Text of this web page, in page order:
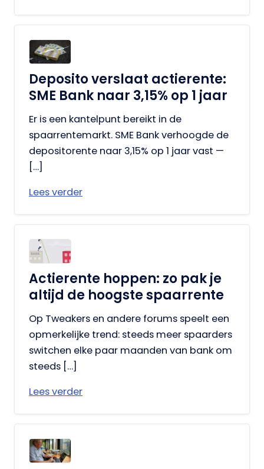
Deposito verslaat actierente:
SME Bank naar 3,15% op 1 jaar
Er is een kantelpunt bereikt in de
spaarrentemarkt. SME Bank verhoogde de
depositorente naar 3,15% op 1 jaar vast —
[…]
Lees verder
Actierente hoppen: zo pak je
altijd de hoogste spaarrente
Op Tweakers en andere forums speelt een
opmerkelijke trend: steeds meer spaarders
switchen elke paar maanden van bank om
steeds […]
Lees verder